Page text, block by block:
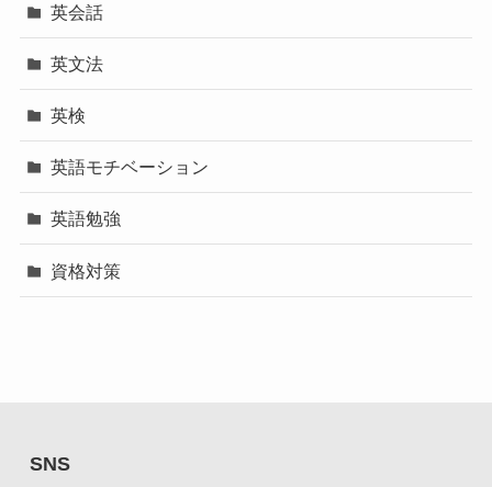
英会話
英文法
英検
英語モチベーション
英語勉強
資格対策
SNS